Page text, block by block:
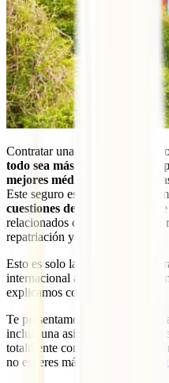
Contratar una asistencia y
todo sea más fácil para ti,
mejores médicos sin que
Este seguro es considerado ‘el
cuestiones de salud
, sino que
relacionados con el viaje, como
repatriación y más.
Esto es solo la superficie de las
internacional a Irlanda es algo
explicamos con más detalle.
Te presentamos a continuación
incluir una asistencia y seguro
totalmente convencido de
la
no esperes más y adquiere tu